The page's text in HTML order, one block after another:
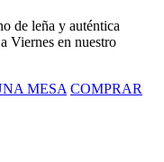
de leña y auténtica
Viernes en nuestro
MESA COMPRAR